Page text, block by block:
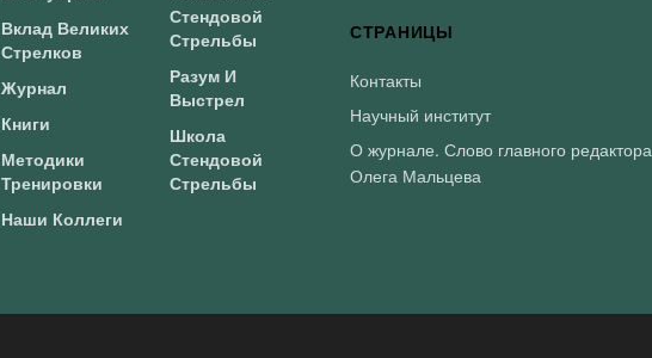
Вклад Великих
Стрелков
Журнал
Книги
Методики
Тренировки
Наши Коллеги
Стендовой
Стрельбы
Разум И
Выстрел
Школа
Стендовой
Стрельбы
СТРАНИЦЫ
Контакты
Научный институт
О журнале. Слово главного редактора
Олега Мальцева